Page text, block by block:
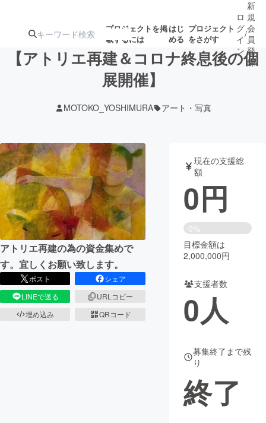
プロジェクトを掲
載するには
はじ
める
プロジェクト
をさがす
ターン
ジェクト
募集終了が近いプ
ロジェクト
アート・写真 音楽
テクノロジー・ガジェット ゲーム・サ
映像・映画 書籍・雑誌
ビジネス・起業 チャレンジ
まちづくり・地域活性化
CAMPFIRE Creation
ロ
グ
イ
ン
/
新
規
会
員
登
録
【アトリエ再建＆コロナ終息後の個
展開催】
MOTOKO_YOSHIMURA アート・写真
アトリエ再建の為の資金集めで
す。宜しくお願い致します。
ポスト
シェア
LINEで送る
URLコピー
埋め込み
QRコード
現在の支援総
額
0円
0%
目標金額は
2,000,000円
支援者数
0人
募集終了まで残
り
終了